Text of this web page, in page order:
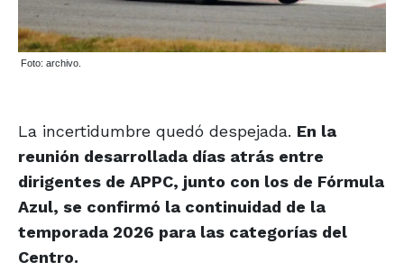
Foto: archivo.
La incertidumbre quedó despejada. En la
reunión desarrollada días atrás entre
dirigentes de APPC, junto con los de Fórmula
Azul, se confirmó la continuidad de la
temporada 2026 para las categorías del
Centro.